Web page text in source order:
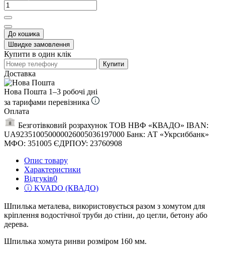
До кошика
Швидке замовлення
Купити в один клік
Купити
Доставка
Нова Пошта 1–3 робочі дні
за тарифами перевізника
Оплата
Безготівковий розрахунок ТОВ НВФ «КВАДО» IBAN:
UA923510050000026005036197000 Банк: АТ «Укрсиббанк»
МФО: 351005 ЄДРПОУ: 23760908
Опис товару
Характеристики
Відгуків0
ⓘ KVADO (КВАДО)
Шпилька металева, використовується разом з хомутом для
кріплення водостічної труби до стіни, до цегли, бетону або
дерева.
Шпилька хомута ринви розміром 160 мм.